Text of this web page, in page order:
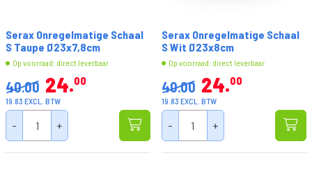
Serax Onregelmatige Schaal
S Taupe Ø23x7,8cm
Op voorraad: direct leverbaar
40.00 24 00
19.83 EXCL. BTW
- +
Serax Onregelmatige Schaal
S Wit Ø23x8cm
Op voorraad: direct leverbaar
40.00 24 00
19.83 EXCL. BTW
- +